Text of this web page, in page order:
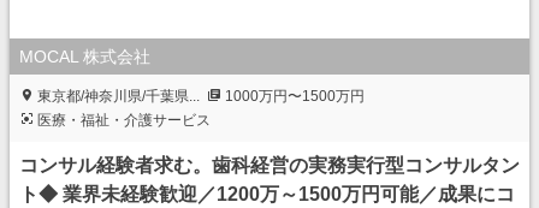
MOCAL 株式会社
東京都/神奈川県/千葉県...
1000万円〜1500万円
医療・福祉・介護サービス
コンサル経験者求む。歯科経営の実務実行型コンサルタン
ト◆ 業界未経験歓迎／1200万～1500万円可能／成果にコ